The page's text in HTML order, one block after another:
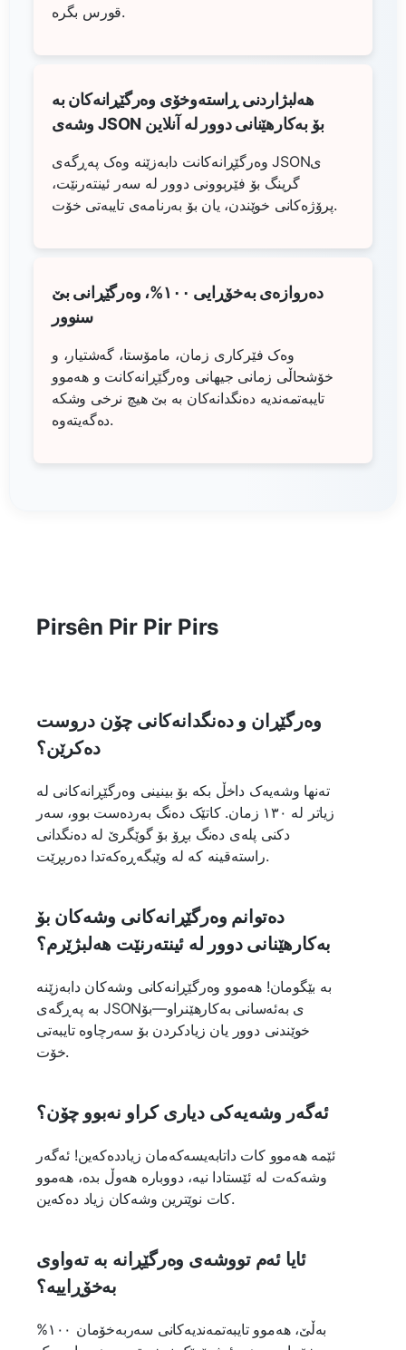
قورس بگرە.
هەلبژاردنی ڕاستەوخۆی وەرگێڕانەکان بە
وشەی JSON بۆ بەکارهێنانی دوور لە آنلاین
وەرگێڕانەکانت دابەزێنە وەک پەڕگەی JSONی
گرینگ بۆ فێربوونی دوور لە سەر ئینتەرنێت،
پرۆژەکانی خوێندن، یان بۆ بەرنامەی تایبەتی خۆت.
دەروازەی بەخۆڕایی ١٠٠%، وەرگێڕانی بێ
سنوور
وەک فێرکاری زمان، مامۆستا، گەشتیار، و
خۆشحاڵی زمانی جیهانی وەرگێڕانەکانت و هەموو
تایبەتمەندیە دەنگدانەکان بە بێ هیچ نرخی وشکە
دەگەیتەوە.
Pirsên Pir Pir Pirs
وەرگێڕان و دەنگدانەکانی چۆن دروست
دەکرێن؟
تەنها وشەیەک داخڵ بکە بۆ بینینی وەرگێڕانەکانی لە
زیاتر لە ١٣٠ زمان. کاتێک دەنگ بەردەست بوو، سەر
دکنی پلەی دەنگ بڕۆ بۆ گوێگرێ لە دەنگدانی
راستەقینە کە لە وێبگەڕەکەتدا دەربڕێت.
دەتوانم وەرگێڕانەکانی وشەکان بۆ
بەکارهێنانی دوور لە ئینتەرنێت هەلبژێرم؟
بە بێگومان! هەموو وەرگێڕانەکانی وشەکان دابەزێنە
بە پەڕگەی JSONی بەئەسانی بەکارهێنراو—بۆ
خوێندنی دوور یان زیادکردن بۆ سەرچاوە تایبەتی
خۆت.
ئەگەر وشەیەکی دیاری کراو نەبوو چۆن؟
ئێمە هەموو کات داتابەیسەکەمان زیاددەکەین! ئەگەر
وشەکەت لە ئێستادا نیە، دووبارە هەوڵ بدە، هەموو
کات نوێترین وشەکان زیاد دەکەین.
ئایا ئەم تووشەی وەرگێڕانە بە تەواوی
بەخۆڕاییە؟
بەڵێ، هەموو تایبەتمەندیەکانی سەربەخۆمان ١٠٠%